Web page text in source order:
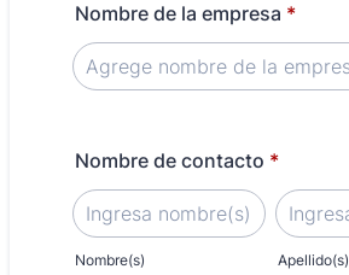
Nombre de la empresa *
Nombre de contacto *
Nombre(s) Apellido(s)